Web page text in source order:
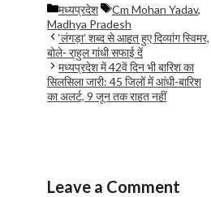
Categories
मध्यप्रदेश Tags
Cm Mohan Yadav,
Madhya Pradesh
‘लंगड़ा’ शब्द से आहत हुए दिव्यांग स्विमर,
बोले- राहुल गांधी सफाई दें
मध्यप्रदेश में 42वें दिन भी बारिश का
सिलसिला जारी: 45 जिलों में आंधी-बारिश
का अलर्ट, 9 जून तक राहत नहीं
Leave a Comment